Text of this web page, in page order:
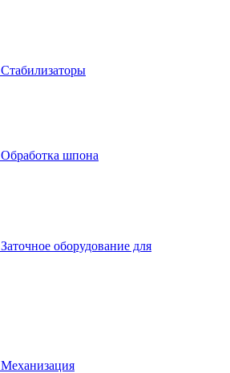
Стабилизаторы
Обработка шпона
Заточное оборудование для
Механизация